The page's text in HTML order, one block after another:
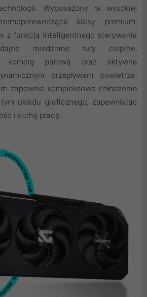
Wyposażony w wysokiej
klasy premium,
z funkcją inteligentnego sterowania
miedziane rury cieplne,
komorę parową oraz aktywne
przepływem powietrza.
zapewnia kompleksowe chłodzenie
układu graficznego, zapewniając
i cichą pracę.